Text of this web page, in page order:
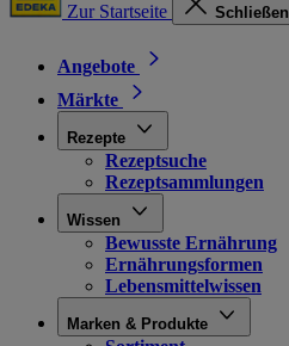
Zur Startseite Schließen
Angebote
Märkte
Rezepte
Rezeptsuche
Rezeptsammlungen
Wissen
Bewusste Ernährung
Ernährungsformen
Lebensmittelwissen
Marken & Produkte